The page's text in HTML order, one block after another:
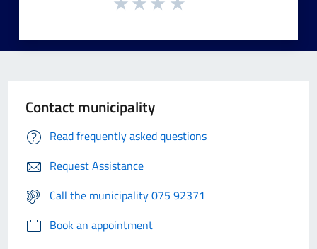
Contact municipality
Read frequently asked questions
Request Assistance
Call the municipality 075 92371
Book an appointment